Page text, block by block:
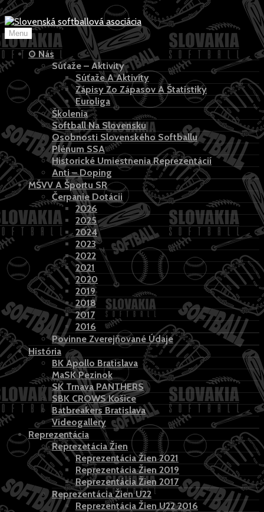
>
Skip
to
content
Menu
O Nás
Súťaže – Aktivity
Súťaže A Aktivity
Zápisy Zo Zápasov A Štatistiky
Euroliga
Školenia
Softball Na Slovensku
Osobnosti Slovenského Softballu
Plénum SSA
Historické Umiestnenia Reprezentácií
Anti – Doping
MŠVV A Športu SR
Čerpanie Dotácii
2026
2025
2024
2023
2022
2021
2020
2019
2018
2017
2016
Povinne Zverejňované Údaje
História
BK Apollo Bratislava
MaSK Pezinok
SK Trnava PANTHERS
SBK CROWS Košice
Batbreakers Bratislava
Videogallery
Reprezentácia
Reprezetácia Žien
Reprezentácia Žien 2021
Reprezentácia Žien 2019
Reprezentácia Žien 2017
Reprezentácia Žien U22
Reprezentácia Žien U22 2016